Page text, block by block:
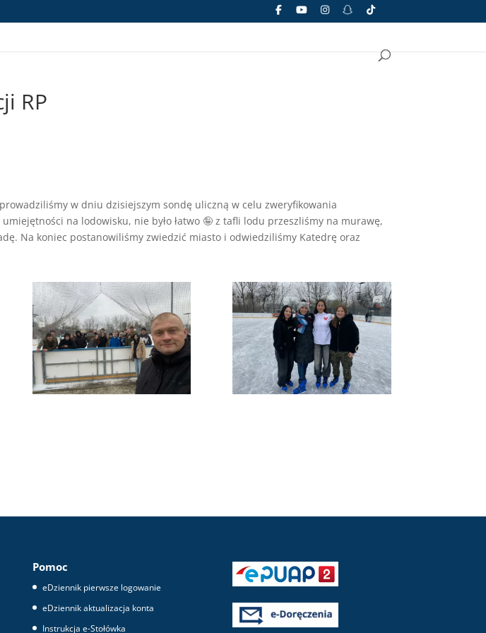
RP
w dniu dzisiejszym sondę uliczną w celu zweryfikowania
na lodowisku, nie było łatwo 🤪 z tafli lodu przeszliśmy na murawę,
Na koniec postanowiliśmy zwiedzić miasto i odwiedziliśmy Katedrę oraz
Pomoc
eDziennik pierwsze logowanie
eDziennik aktualizacja konta
Instrukcja e-Stołówka